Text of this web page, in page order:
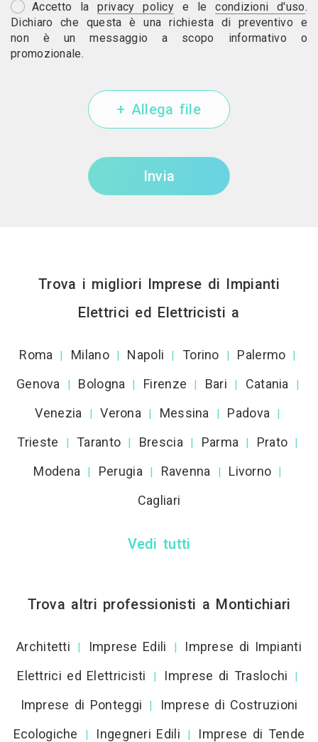
Accetto laprivacy policy e lecondizioni d'uso.
Dichiaro che questa è una richiesta di preventivo e
non è un messaggio a scopo informativo o
promozionale.
+ Allega file
Invia
Trova i migliori Imprese di Impianti
Elettrici ed Elettricisti a
Roma | Milano | Napoli | Torino | Palermo |
Genova | Bologna | Firenze | Bari | Catania |
Venezia | Verona | Messina | Padova |
Trieste | Taranto | Brescia | Parma | Prato |
Modena | Perugia | Ravenna | Livorno |
Cagliari
Vedi tutti
Trova altri professionisti a Montichiari
Architetti | Imprese Edili |
Imprese di Impianti
Elettrici ed Elettricisti
| Imprese di Traslochi |
Imprese di Ponteggi |
Imprese di Costruzioni
Ecologiche
| Ingegneri Edili |
Imprese di Tende